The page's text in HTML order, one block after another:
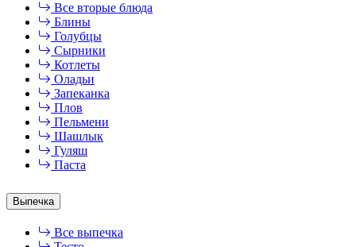
Все вторые блюда
Блины
Голубцы
Сырники
Котлеты
Оладьи
Запеканка
Плов
Пельмени
Шашлык
Гуляш
Паста
Выпечка
Все выпечка